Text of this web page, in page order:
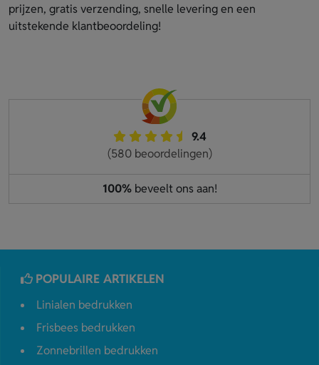
prijzen, gratis verzending, snelle levering en een
uitstekende klantbeoordeling!
9.4
(580 beoordelingen)
100%beveelt ons aan!
POPULAIRE ARTIKELEN
Linialen bedrukken
Frisbees bedrukken
Zonnebrillen bedrukken